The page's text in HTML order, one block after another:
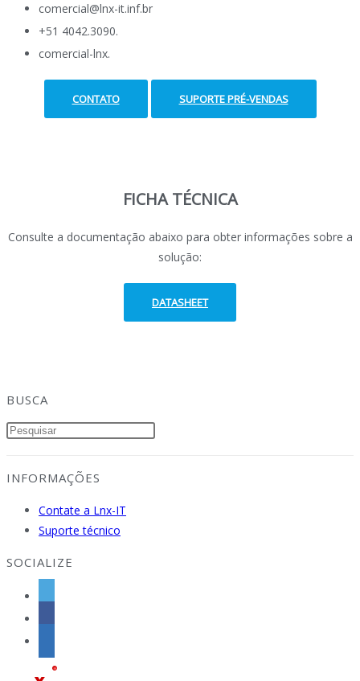
comercial@lnx-it.inf.br
+51 4042.3090.
comercial-lnx.
CONTATO SUPORTE PRÉ-VENDAS
FICHA TÉCNICA
Consulte a documentação abaixo para obter informações sobre a
solução:
DATASHEET
BUSCA
INFORMAÇÕES
Contate a Lnx-IT
Suporte técnico
SOCIALIZE